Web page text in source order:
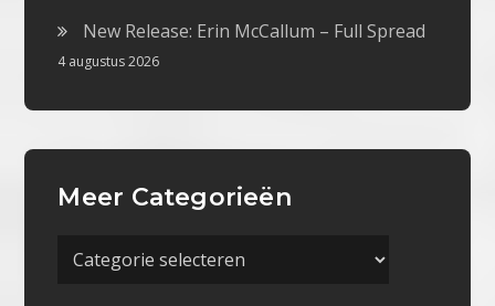
New Release: Erin McCallum – Full Spread
4 augustus 2026
Meer Categorieën
Meer